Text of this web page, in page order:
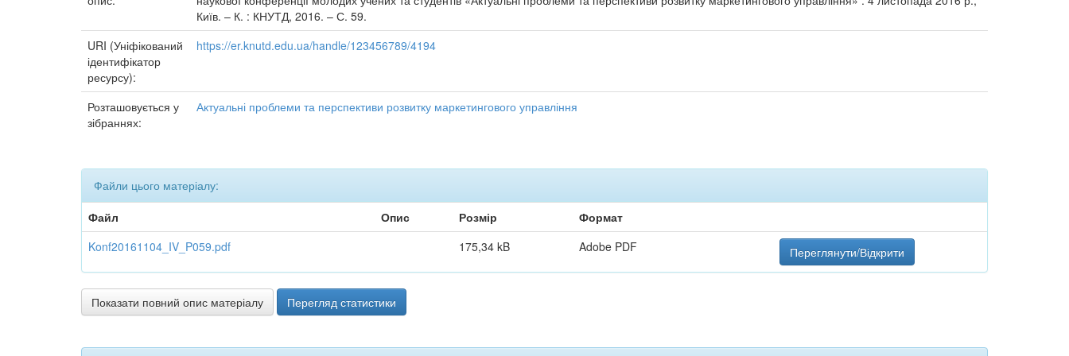
Київ. – К. : КНУТД, 2016. – С. 59.
URI (Уніфікований
ідентифікатор
ресурсу):
https://er.knutd.edu.ua/handle/123456789/4194
Розташовується у
зібраннях:
Актуальні проблеми та перспективи розвитку маркетингового управління
Файли цього матеріалу:
Файл
Опис Розмір
Формат
Konf20161104_IV_P059.pdf
175,34 kB Adobe PDF Переглянути/Відкрити
Показати повний опис матеріалу Перегляд статистики